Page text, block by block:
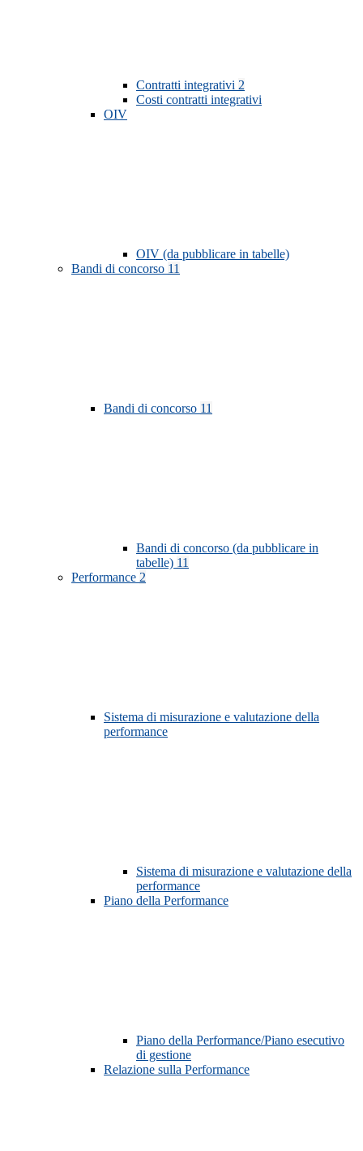
Contratti integrativi 2
Costi contratti integrativi
OIV
OIV (da pubblicare in tabelle)
Bandi di concorso 11
Bandi di concorso 11
Bandi di concorso (da pubblicare in
tabelle) 11
Performance 2
Sistema di misurazione e valutazione della
performance
Sistema di misurazione e valutazione della
performance
Piano della Performance
Piano della Performance/Piano esecutivo
di gestione
Relazione sulla Performance